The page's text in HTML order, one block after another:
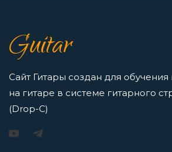
В рапиде
В свете свечи
как освоить нотную грамоту
Просмотров: 16423 чел.
Guitar
Сайт Гитары создан для обучения
на гитаре в системе гитарного
(Drop-C)